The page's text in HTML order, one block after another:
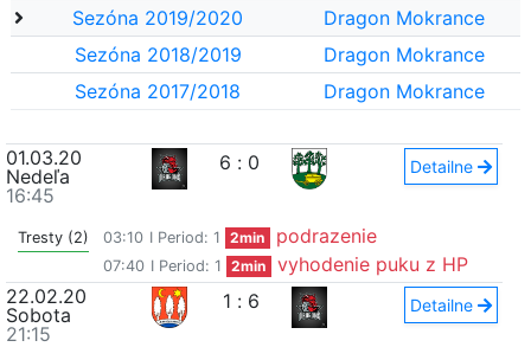
Sezóna 2019/2020
Dragon Mokrance
Sezóna 2018/2019
Dragon Mokrance
Sezóna 2017/2018
Dragon Mokrance
01.03.20
Nedeľa
16:45
6 : 0 Detailne
Tresty (2) 03:10 I Period: 1 2min podrazenie
07:40 I Period: 1 2min
vyhodenie puku z HP
22.02.20
Sobota
21:15
1 : 6 Detailne